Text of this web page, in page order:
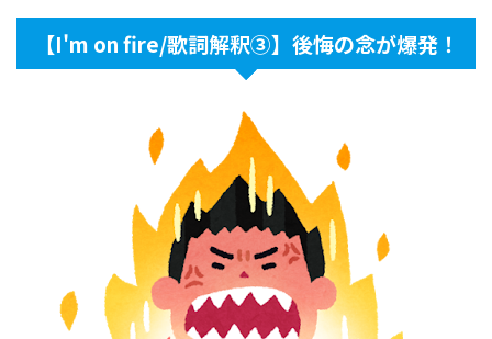
【I'm on fire/歌詞解釈③】後悔の念が爆発！